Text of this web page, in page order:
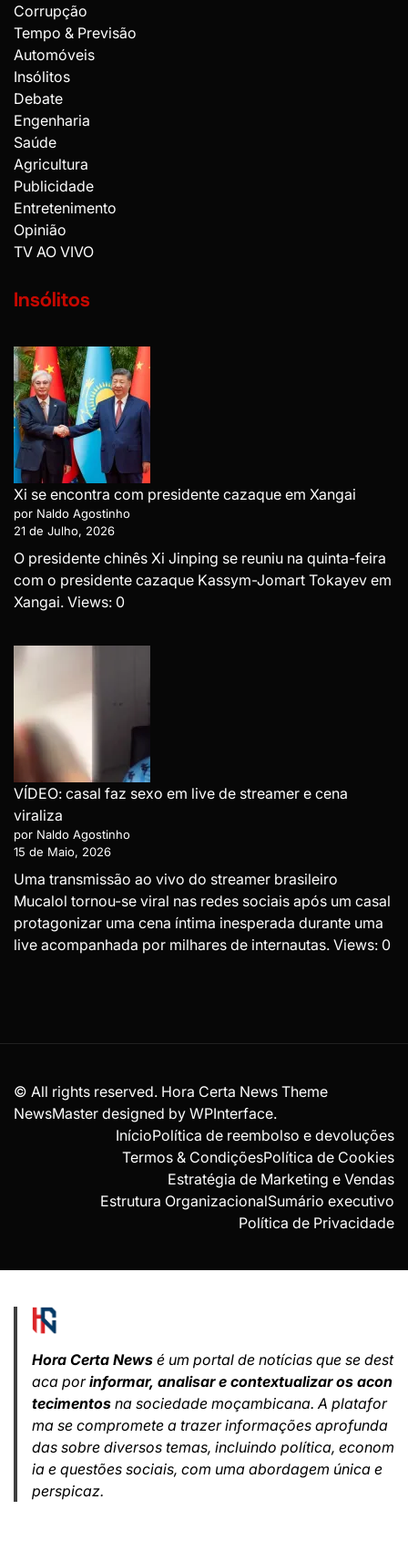
Corrupção
Tempo & Previsão
Automóveis
Insólitos
Debate
Engenharia
Saúde
Agricultura
Publicidade
Entretenimento
Opinião
TV AO VIVO
Insólitos
Xi se encontra com presidente cazaque em Xangai
por Naldo Agostinho
21 de Julho, 2026
O presidente chinês Xi Jinping se reuniu na quinta-feira
com o presidente cazaque Kassym-Jomart Tokayev em
Xangai. Views: 0
VÍDEO: casal faz sexo em live de streamer e cena
viraliza
por Naldo Agostinho
15 de Maio, 2026
Uma transmissão ao vivo do streamer brasileiro
Mucalol tornou-se viral nas redes sociais após um casal
protagonizar uma cena íntima inesperada durante uma
live acompanhada por milhares de internautas. Views: 0
© All rights reserved. Hora Certa News Theme
NewsMaster designed by WPInterface.
InícioPolítica de reembolso e devoluções
Termos & CondiçõesPolítica de Cookies
Estratégia de Marketing e Vendas
Estrutura OrganizacionalSumário executivo
Política de Privacidade
Hora Certa News é um portal de notícias que se dest
aca porinformar, analisar e contextualizar os acon
tecimentos na sociedade moçambicana. A platafor
ma se compromete a trazer informações aprofunda
das sobre diversos temas, incluindo política, econom
ia e questões sociais, com uma abordagem única e
perspicaz.